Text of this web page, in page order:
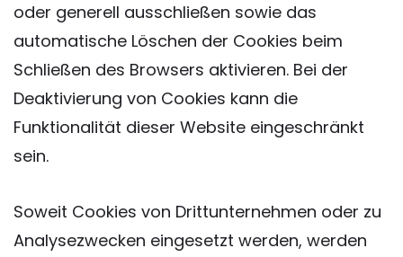
oder generell ausschließen sowie das
automatische Löschen der Cookies beim
Schließen des Browsers aktivieren. Bei der
Deaktivierung von Cookies kann die
Funktionalität dieser Website eingeschränkt
sein.
Soweit Cookies von Drittunternehmen oder zu
Analysezwecken eingesetzt werden, werden